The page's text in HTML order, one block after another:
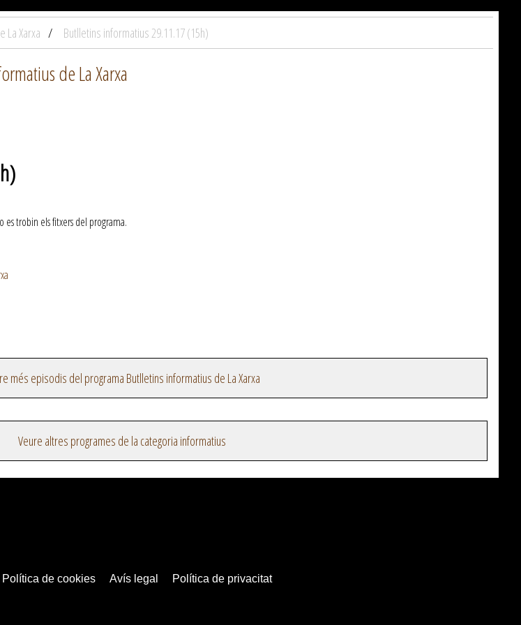
La Xarxa Butlletins informatius 29.11.17 (15h)
de La Xarxa
es trobin els fitxers del programa.
més episodis del programa Butlletins informatius de La Xarxa
Veure altres programes de la categoria informatius
Política de cookies Avís legal Política de privacitat